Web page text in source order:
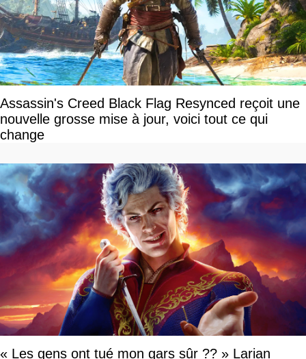
Assassin's Creed Black Flag Resynced reçoit une
nouvelle grosse mise à jour, voici tout ce qui
change
« Les gens ont tué mon gars sûr ?? » Larian